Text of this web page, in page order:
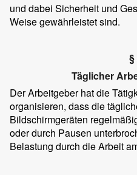
und dabei Sicherheit und
Weise gewährleistet sind.
§
Täglicher
Der Arbeitgeber hat die
organisieren, dass die
Bildschirmgeräten
oder durch Pausen
Belastung durch die Arbeit